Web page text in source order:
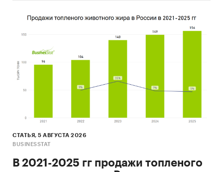
СТАТЬЯ, 5 АВГУСТА 2026
BUSINESSTAT
В 2021-2025 гг продажи топленого